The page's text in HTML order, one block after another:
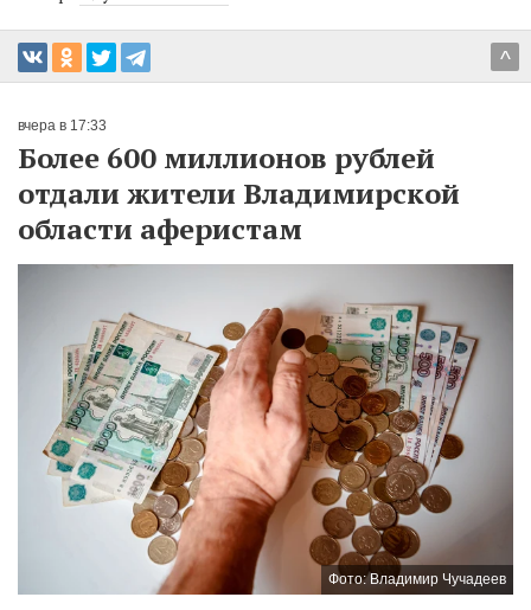
^
вчера в 17:33
Более 600 миллионов рублей
отдали жители Владимирской
области аферистам
Фото: Владимир Чучадеев